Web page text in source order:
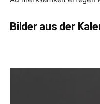
Bilder aus der